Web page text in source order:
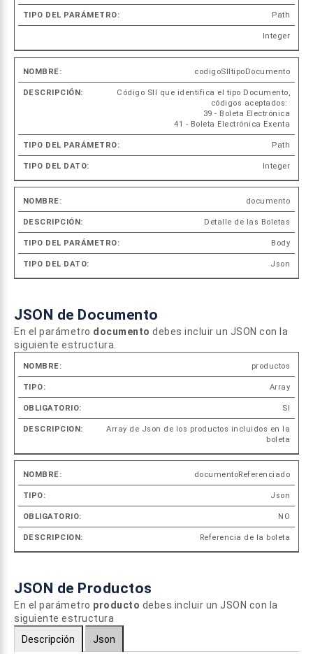
Path
Integer
codigoSIItipoDocumento
Código SII que identifica el tipo Documento,
códigos aceptados:
39 - Boleta Electrónica
41 - Boleta Electrónica Exenta
Path
Integer
documento
Detalle de las Boletas
Body
Json
JSON de Documento
En el parámetro documento debes incluir un JSON con la
siguiente estructura.
Nombre Tipo Obligatorio productos
Array
SI
Array de Json de los productos incluidos en la
boleta
documentoReferenciado
Json
NO
Referencia de la boleta
JSON de Productos
En el parámetro producto debes incluir un JSON con la
siguiente estructura
Descripción
Json